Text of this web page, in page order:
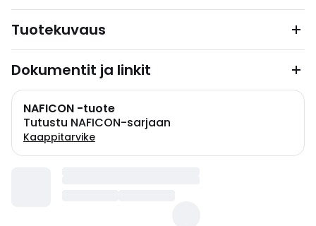
Tuotekuvaus
Dokumentit ja linkit
NAFICON -tuote
Tutustu NAFICON-sarjaan
Kaappitarvike